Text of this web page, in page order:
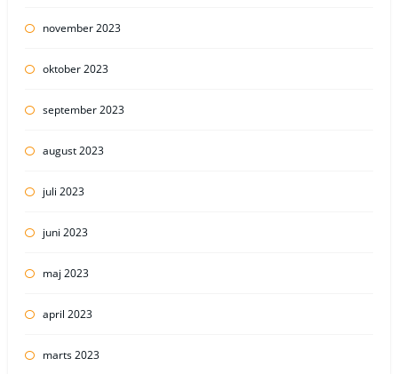
november 2023
oktober 2023
september 2023
august 2023
juli 2023
juni 2023
maj 2023
april 2023
marts 2023